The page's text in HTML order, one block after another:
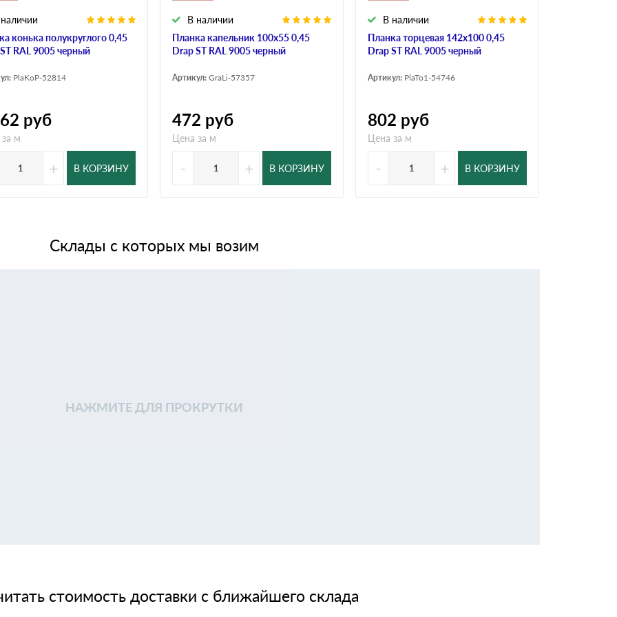
конька полукруглого 0,45
RAL 9005 черный
PlaKoP-52814
руб
м
+ В КОРЗИНУ
Планка капельник 100х55 0,45
Drap ST RAL 9005 черный
В наличии
Артикул: GraLi-57357
472 руб
Цена за м
- + В КОРЗИНУ
Планка торцевая 142х100 0,45
Drap ST RAL 9005 черный
В наличии
Артикул: PlaTo1-54746
802 руб
Цена за м
- + В КОРЗИНУ
Склады с которых мы возим
НАЖМИТЕ ДЛЯ ПРОКРУТКИ
стоимость доставки с ближайшего склада